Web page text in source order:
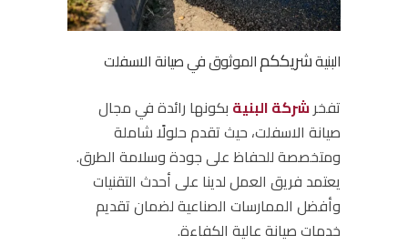
البنيةشريككمالموثوق في صيانة الاسفلت
تفخرشركة البنية بكونها رائدة في مجال
صيانة الاسفلت، حيث تقدم حلولًا شاملة
ومتخصصة للحفاظ على جودة وسلامة الطرق.
يعتمد فريق العمل لدينا على أحدث التقنيات
وأفضل الممارسات الصناعية لضمان تقديم
خدمات صيانة عالية الكفاءة.